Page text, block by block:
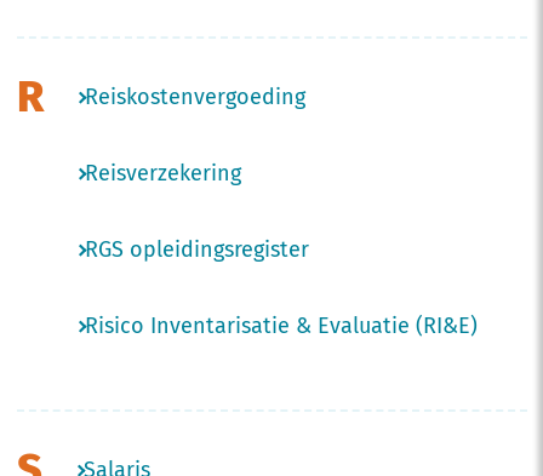
R Reiskostenvergoeding
Reisverzekering
RGS opleidingsregister
Risico Inventarisatie & Evaluatie (RI&E)